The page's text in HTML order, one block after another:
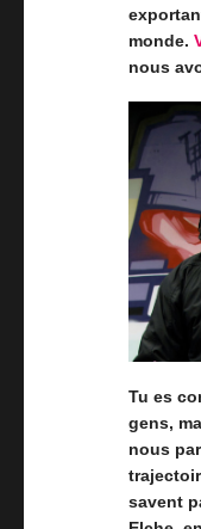
monde.
nous
Tu es
gens,
nous
savent